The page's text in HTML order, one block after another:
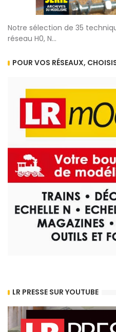
Notre sélection de 35
réseau H0, N...
POUR VOS RÉSEAUX,
LR PRESSE SUR YOUTUBE